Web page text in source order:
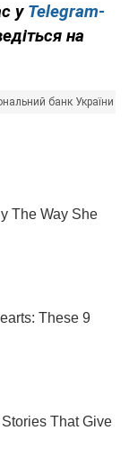
у Telegram-
на
банк України